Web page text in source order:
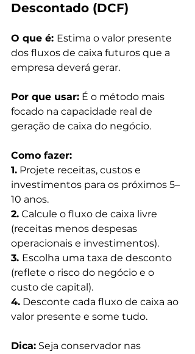
Descontado (DCF)
O que é: Estima o valor presente
dos fluxos de caixa futuros que a
empresa deverá gerar.
Por que usar: É o método mais
focado na capacidade real de
geração de caixa do negócio.
Como fazer:
1. Projete receitas, custos e
investimentos para os próximos 5–
10 anos.
2. Calcule o fluxo de caixa livre
(receitas menos despesas
operacionais e investimentos).
3. Escolha uma taxa de desconto
(reflete o risco do negócio e o
custo de capital).
4. Desconte cada fluxo de caixa ao
valor presente e some tudo.
Dica: Seja conservador nas